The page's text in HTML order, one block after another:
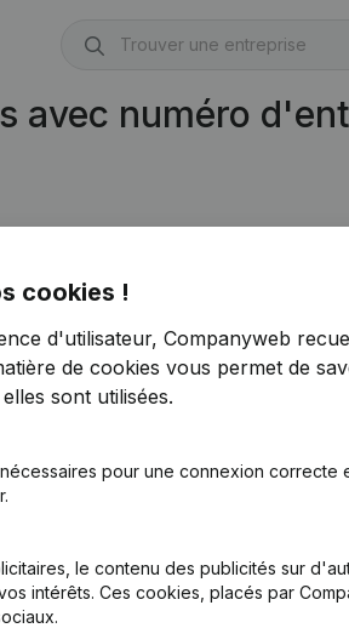
avec numéro
cookies !
d'utilisateur, Companyweb
de cookies vous permet de
sont utilisées.
pour une connexion correcte
le contenu des publicités sur
intérêts. Ces cookies, placés par